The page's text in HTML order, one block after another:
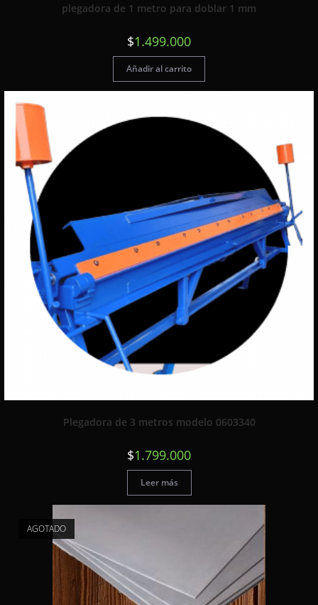
plegadora de 1 metro para doblar 1 mm
$1.499.000
Añadir al carrito
Plegadora de 3 metros modelo 0603340
$1.799.000
Leer más
AGOTADO